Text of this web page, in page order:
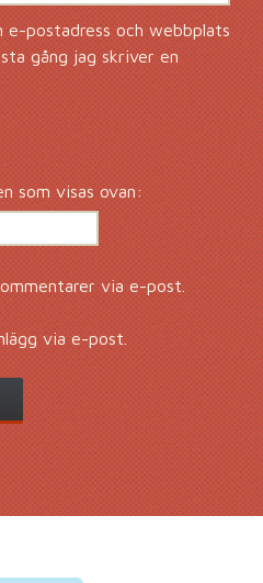
e-postadress och webbplats
gång jag skriver en
som visas ovan:
via e-post.
via e-post.